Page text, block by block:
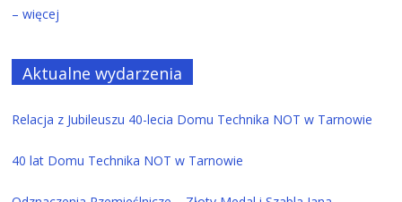
– więcej
Aktualne wydarzenia
Relacja z Jubileuszu 40-lecia Domu Technika NOT w Tarnowie
40 lat Domu Technika NOT w Tarnowie